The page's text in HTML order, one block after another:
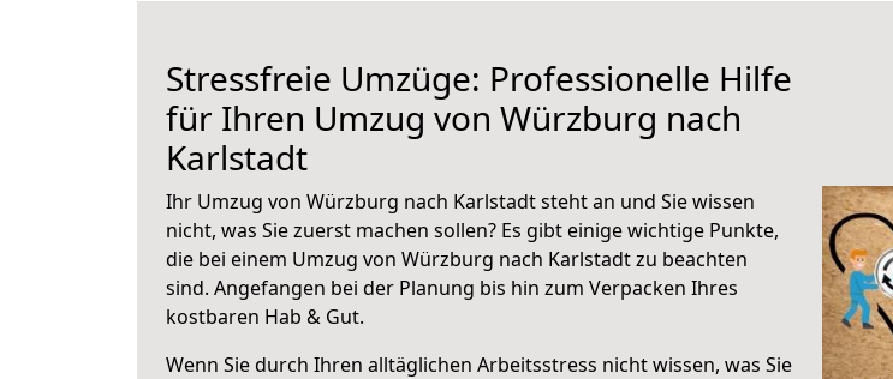
Stressfreie Umzüge: Professionelle Hilfe
für Ihren Umzug von Würzburg nach
Karlstadt
Ihr Umzug von Würzburg nach Karlstadt steht an und Sie wissen
nicht, was Sie zuerst machen sollen? Es gibt einige wichtige Punkte,
die bei einem Umzug von Würzburg nach Karlstadt zu beachten
sind. Angefangen bei der Planung bis hin zum Verpacken Ihres
kostbaren Hab & Gut.
Wenn Sie durch Ihren alltäglichen Arbeitsstress nicht wissen, was Sie